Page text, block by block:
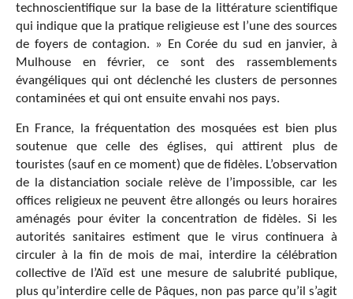
technoscientifique sur la base de la littérature scientifique
qui indique que la pratique religieuse est l’une des sources
de foyers de contagion. » En Corée du sud en janvier, à
Mulhouse en février, ce sont des rassemblements
évangéliques qui ont déclenché les clusters de personnes
contaminées et qui ont ensuite envahi nos pays.
En France, la fréquentation des mosquées est bien plus
soutenue que celle des églises, qui attirent plus de
touristes (sauf en ce moment) que de fidèles. L’observation
de la distanciation sociale relève de l’impossible, car les
offices religieux ne peuvent être allongés ou leurs horaires
aménagés pour éviter la concentration de fidèles. Si les
autorités sanitaires estiment que le virus continuera à
circuler à la fin de mois de mai, interdire la célébration
collective de l’Aïd est une mesure de salubrité publique,
plus qu’interdire celle de Pâques, non pas parce qu’il s’agit